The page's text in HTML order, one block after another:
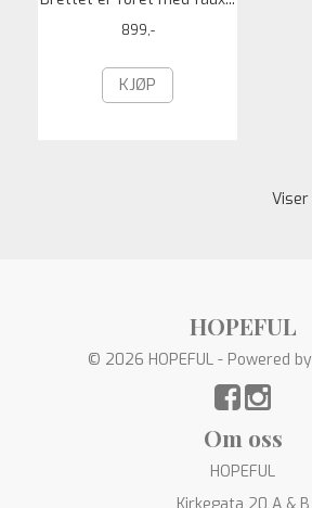
899,-
KJØP
Viser
HOPEFUL
© 2026 HOPEFUL - Powered by
Om oss
HOPEFUL